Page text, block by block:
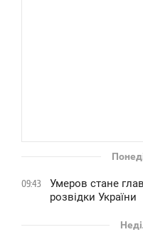
09:43
Умеров стане
розвідки України